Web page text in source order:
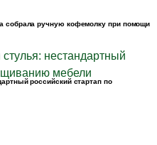
собрала ручную кофемолку при помощи
российский стартап по